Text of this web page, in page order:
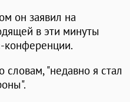
он заявил на
в эти минуты
конференции.
словам, "недавно я стал